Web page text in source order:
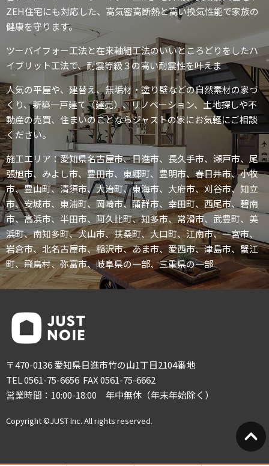
ZEH住宅にも対応した、高気密高断熱と高い換気性能で家族の
健康を守ります。
ツーバイフォー工法と在来軸組工法のいいところどりをしたハ
イブリット工法で、耐震等級３の高い耐震性を叶えま
人気の平屋や、建替え、無垢材・塗り壁などの自然素材の家づ
くり、新築一戸建て（建売）、リノベーション、土地探しや不
動産の売買、住まいのことならジャストの家にお気軽にご相談
ください。
施工エリア：愛知県名古屋市、日進市、長久手市、瀬戸市、尾
張旭市、みよし市、豊田市、東郷町、豊明市、春日井市、小牧
市、豊山町、清須市、大治町、東海市、大府市、刈谷市、知立
市、安城市、東浦町、岡崎市、蒲群市、幸田町、西尾市、碧南
市、高浜市、半田市、阿久比町、知多市、常滑市、武豊町、美
浜町、南知多町、犬山市、扶桑町、大口町、江南市、一宮市、
岩倉市、北名古屋市、稲沢市、あま市、愛西市、津島市、蟹江
町、飛鳥村、弥富市、岐阜県の一部、三重県の一部
〒470-0136 愛知県日進市竹の山1丁目2104番地
TEL 0561-75-6656 FAX 0561-75-6662
営業時間：10:00-18:00 年中無休（年末年始除く）
Copyright ©JUST Inc. All rights reserved.